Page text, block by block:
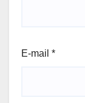
E-mail *